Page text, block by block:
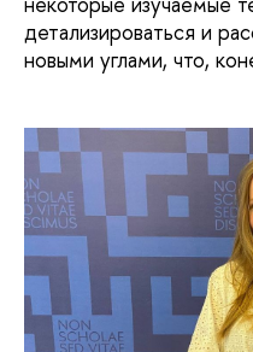
детализироваться и
новыми углами, что,